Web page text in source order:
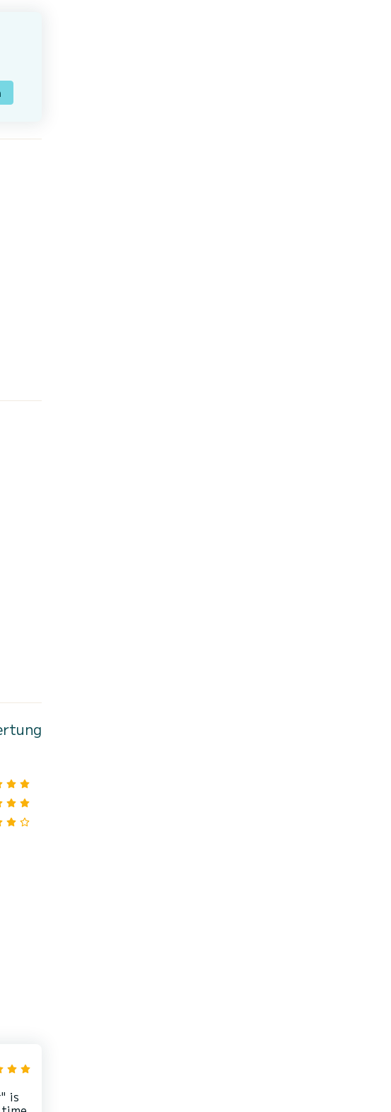
is